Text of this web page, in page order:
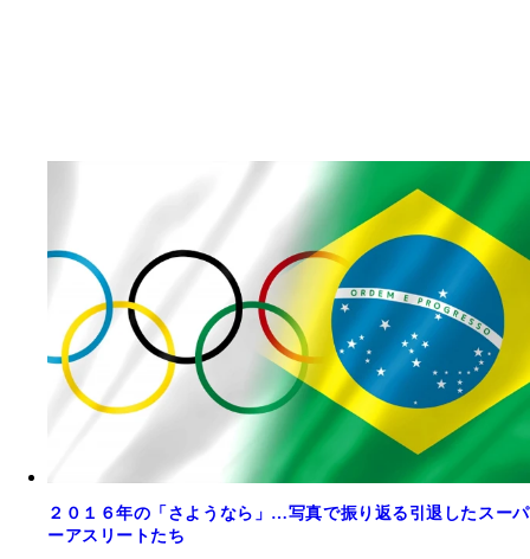
２０１６年の「さようなら」…写真で振り返る引退したスーパ
ーアスリートたち